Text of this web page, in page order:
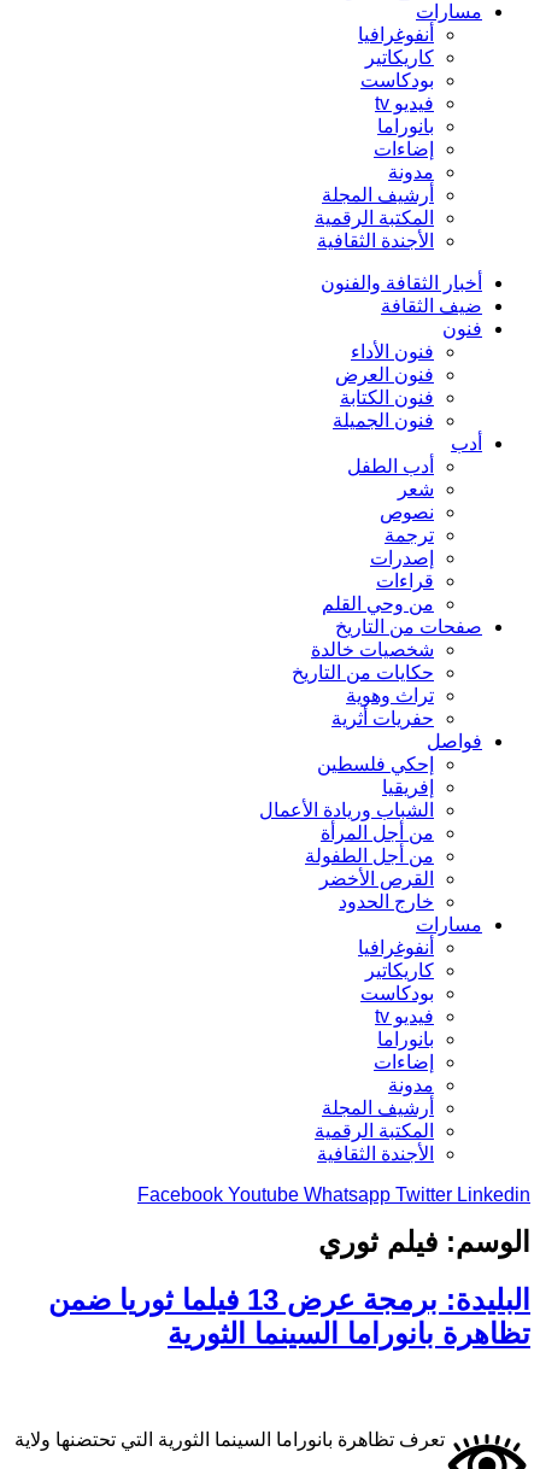
مسارات
أنفوغرافيا
كاريكاتير
بودكاست
فيديو tv
بانوراما
إضاءات
مدونة
أرشيف المجلة
المكتبة الرقمية
الأجندة الثقافية
أخبار الثقافة والفنون
ضيف الثقافة
فنون
فنون الأداء
فنون العرض
فنون الكتابة
فنون الجميلة
أدب
أدب الطفل
شعر
نصوص
ترجمة
إصدرات
قراءات
من وحي القلم
صفحات من التاريخ
شخصيات خالدة
حكايات من التاريخ
تراث وهوية
حفريات أثرية
فواصل
إحكي فلسطين
إفريقيا
الشباب وريادة الأعمال
من أجل المرأة
من أجل الطفولة
القرص الأخضر
خارج الحدود
مسارات
أنفوغرافيا
كاريكاتير
بودكاست
فيديو tv
بانوراما
إضاءات
مدونة
أرشيف المجلة
المكتبة الرقمية
الأجندة الثقافية
Facebook Youtube Whatsapp Twitter Linkedin
الوسم: فيلم ثوري
البليدة: برمجة عرض 13 فيلما ثوريا ضمن
تظاهرة بانوراما السينما الثورية
تعرف تظاهرة بانوراما السينما الثورية التي تحتضنها ولاية